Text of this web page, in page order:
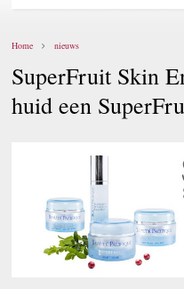
Home nieuws
SuperFruit Skin
huid een